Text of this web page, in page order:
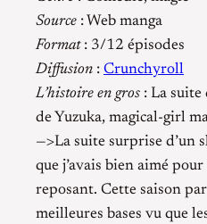
Source : Web manga
Format: 3/12 épisodes
Diffusion : Crunchyroll
L’histoire en gros : La suite
de Yuzuka, magical-girl
—>La suite surprise d’un
que j’avais bien aimé
reposant. Cette saison
meilleures bases vu que